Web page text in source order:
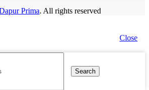
Prima. All rights reserved
Close
Search